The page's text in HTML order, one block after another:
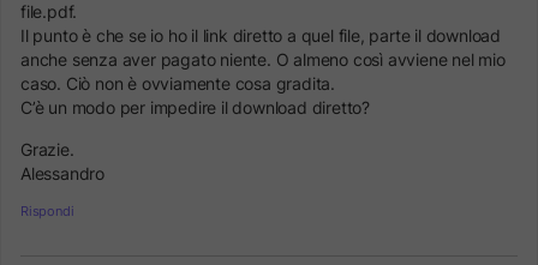
file.pdf.
Il punto è che se io ho il link diretto a quel file, parte il download
anche senza aver pagato niente. O almeno così avviene nel mio
caso. Ciò non è ovviamente cosa gradita.
C’è un modo per impedire il download diretto?
Grazie.
Alessandro
Rispondi